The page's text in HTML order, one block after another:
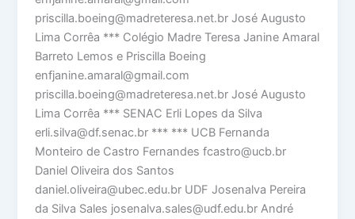
priscilla.boeing@madreteresa.net.br José Augusto
Lima Corrêa *** Colégio Madre Teresa Janine Amaral
Barreto Lemos e Priscilla Boeing
enfjanine.amaral@gmail.com
priscilla.boeing@madreteresa.net.br José Augusto
Lima Corrêa *** SENAC Erli Lopes da Silva
erli.silva@df.senac.br *** *** UCB Fernanda
Monteiro de Castro Fernandes fcastro@ucb.br
Daniel Oliveira dos Santos
daniel.oliveira@ubec.edu.br UDF Josenalva Pereira
da Silva Sales josenalva.sales@udf.edu.br André